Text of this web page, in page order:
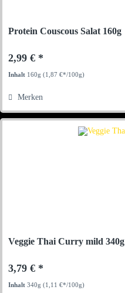
Protein Couscous Salat 160g
2,99 € *
Inhalt 160g(1,87 €*/100g)
Merken
Veggie Thai Curry mild 340g
3,79 € *
Inhalt340g(1,11 €*/100g)